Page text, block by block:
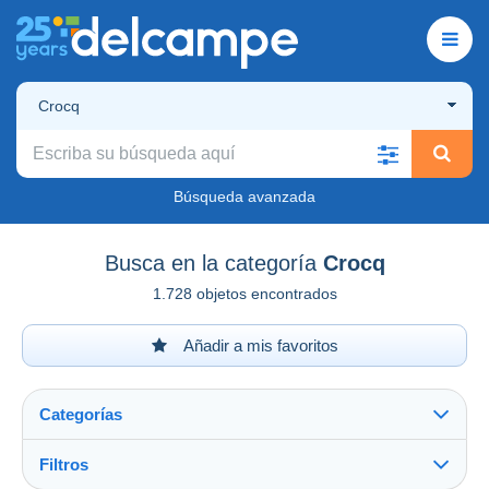
Crocq
Búsqueda avanzada
Busca en la categoría Crocq
1.728 objetos encontrados
Añadir a mis favoritos
Categorías
Filtros